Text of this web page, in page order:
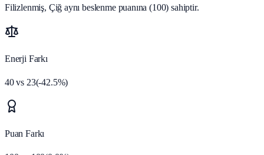
Filizlenmiş, Çiğ aynı beslenme puanına (100) sahiptir.
Enerji Farkı
40vs 23(-42.5%)
Puan Farkı